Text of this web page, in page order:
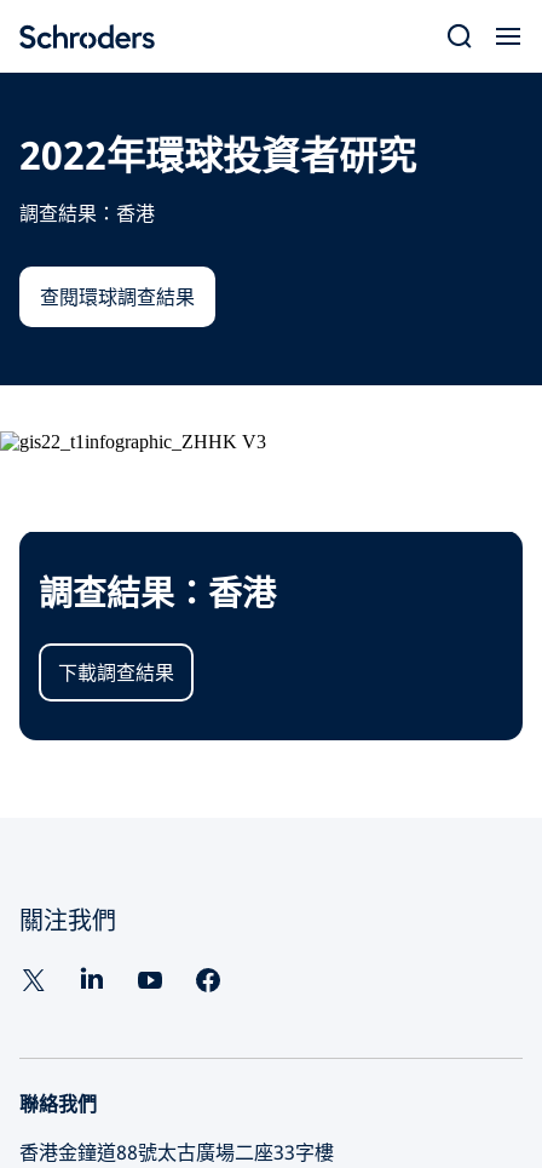
content
2022年環球投資者研究
調查結果：香港
查閱環球調查結果
調查結果：香港
下載調查結果
關注我們
聯絡我們
香港金鐘道88號太古廣場二座33字樓